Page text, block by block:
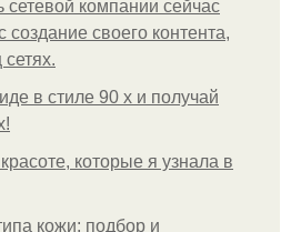
сетевой компании сейчас
своего контента,
в стиле 90 х и получай
которые я узнала в
кожи: подбор и